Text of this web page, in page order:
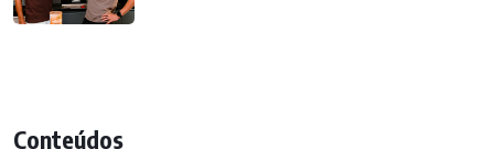
Conteúdos